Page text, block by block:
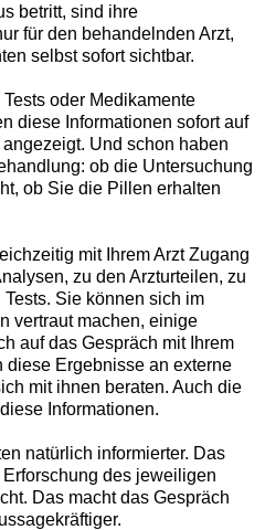
betritt, sind ihre
für den behandelnden Arzt,
selbst sofort sichtbar.
oder Medikamente
diese Informationen sofort auf
angezeigt. Und schon haben
ob die Untersuchung
ob Sie die Pillen erhalten
mit Ihrem Arzt Zugang
zu den Arzturteilen, zu
Sie können sich im
vertraut machen, einige
auf das Gespräch mit Ihrem
diese Ergebnisse an externe
mit ihnen beraten. Auch die
Informationen.
natürlich informierter. Das
des jeweiligen
Das macht das Gespräch